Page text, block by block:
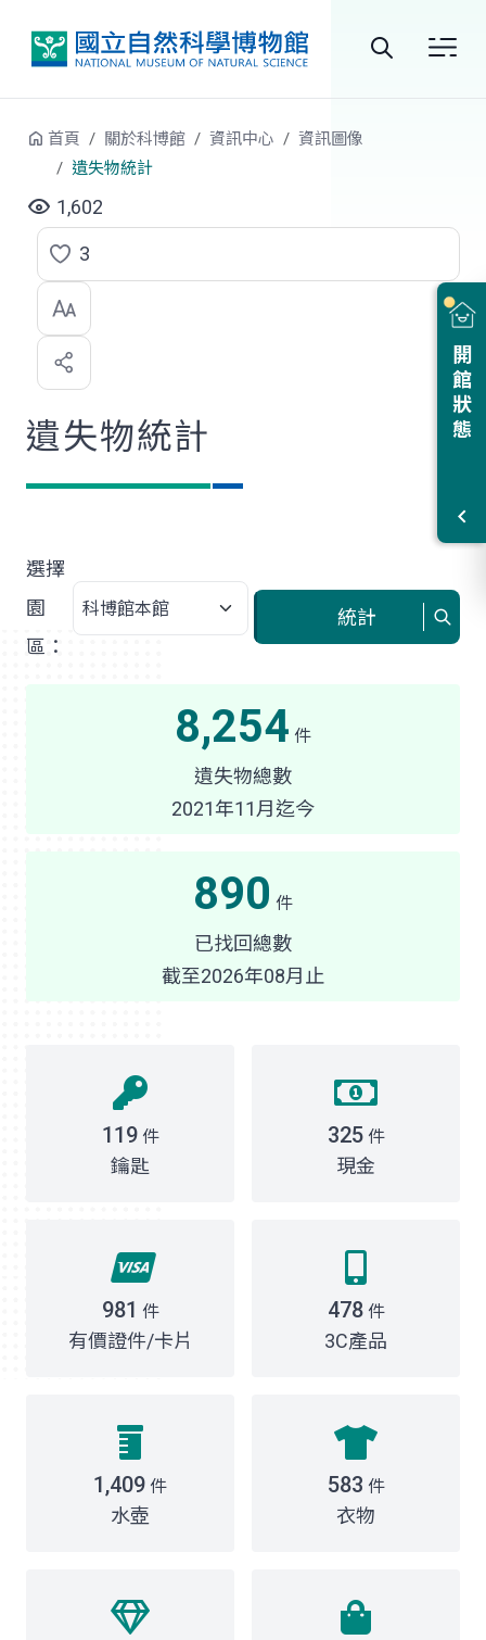
開館狀態
首頁 關於科博館 資訊中心
資訊圖像
遺失物統計
1,602
點
選
喜
歡
3
遺失物統計
選擇
園
區：
園
區
統計
8,254 件
遺失物總數
2021年11月迄今
890 件
已找回總數
截至2026年08月止
119 件
鑰匙
325 件
現金
981 件
有價證件/卡片
478 件
3C產品
1,409 件
水壺
583 件
衣物